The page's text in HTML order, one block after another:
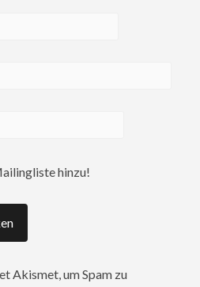
hinzu!
Akismet, um Spam zu